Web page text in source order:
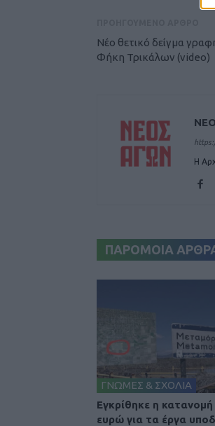
Νέο θετικό δείγμα
Φήκη Τρικάλων (video)
Η
ΠΑΡΟΜΟΙΑ
ΓΝΩΜΕΣ & ΣΧΟΛΙΑ
Εγκρίθηκε η κατανομή
ευρώ για τα έργα